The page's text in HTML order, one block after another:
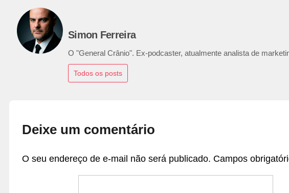
Simon Ferreira
O "General Crânio". Ex-podcaster, atualmente analista de
Todos os posts
Deixe um comentário
O seu endereço de e-mail não será publicado. Campos